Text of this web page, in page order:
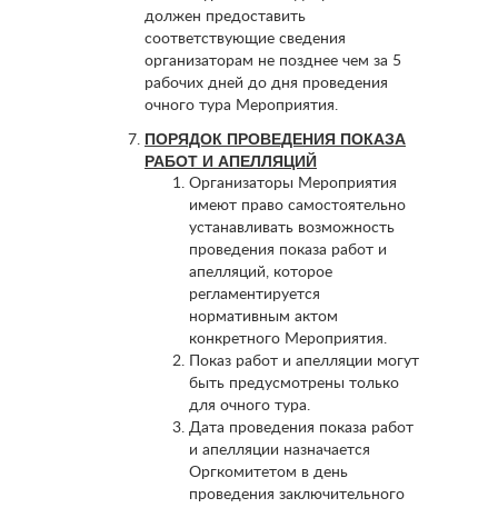
должен предоставить
соответствующие сведения
организаторам не позднее чем за 5
рабочих дней до дня проведения
очного тура Мероприятия.
ПОРЯДОК ПРОВЕДЕНИЯ ПОКАЗА
РАБОТ И АПЕЛЛЯЦИЙ
Организаторы Мероприятия
имеют право самостоятельно
устанавливать возможность
проведения показа работ и
апелляций, которое
регламентируется
нормативным актом
конкретного Мероприятия.
Показ работ и апелляции могут
быть предусмотрены только
для очного тура.
Дата проведения показа работ
и апелляции назначается
Оргкомитетом в день
проведения заключительного